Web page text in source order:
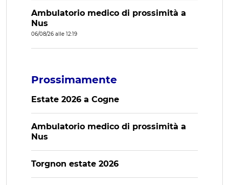
Ambulatorio medico di prossimità a
Nus
06/08/26 alle 12:19
Prossimamente
Estate 2026 a Cogne
Ambulatorio medico di prossimità a
Nus
Torgnon estate 2026